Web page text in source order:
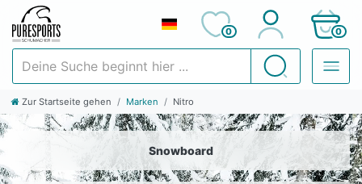
Suchen
0 0
Zur Startseite gehen Marken Nitro
Snowboard